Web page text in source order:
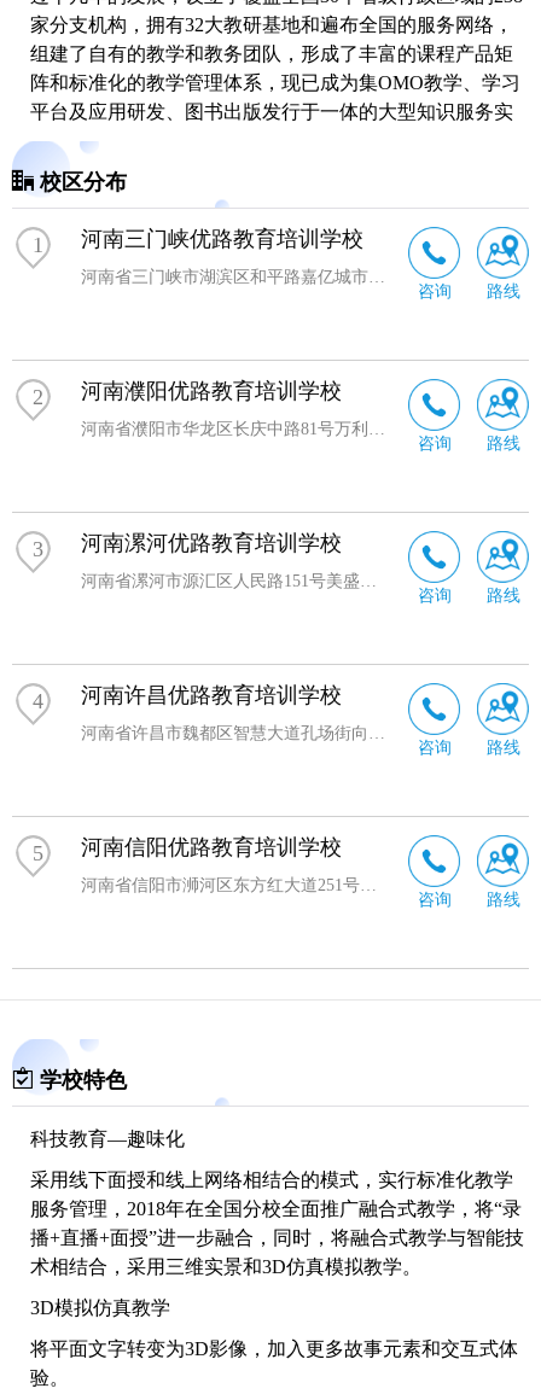
家分支机构，拥有32大教研基地和遍布全国的服务网络，
组建了自有的教学和教务团队，形成了丰富的课程产品矩
阵和标准化的教学管理体系，现已成为集OMO教学、学习
平台及应用研发、图书出版发行于一体的大型知识服务实
体和综合性教育服务机构。
校区分布
1 河南三门峡优路教育培训学校
河南省三门峡市湖滨区和平路嘉亿城市广场4号楼1019室
咨询 路线
2 河南濮阳优路教育培训学校
河南省濮阳市华龙区长庆中路81号万利财富广场708室
咨询 路线
3 河南漯河优路教育培训学校
河南省漯河市源汇区人民路151号美盛大厦A座8层823室
咨询 路线
4 河南许昌优路教育培训学校
河南省许昌市魏都区智慧大道孔场街向东20米新田360广场3号楼701室
咨询 路线
5 河南信阳优路教育培训学校
河南省信阳市浉河区东方红大道251号亚兴大厦1802室
咨询 路线
学校特色
科技教育—趣味化
采用线下面授和线上网络相结合的模式，实行标准化教学
服务管理，2018年在全国分校全面推广融合式教学，将“录
播+直播+面授”进一步融合，同时，将融合式教学与智能技
术相结合，采用三维实景和3D仿真模拟教学。
3D模拟仿真教学
将平面文字转变为3D影像，加入更多故事元素和交互式体
验。